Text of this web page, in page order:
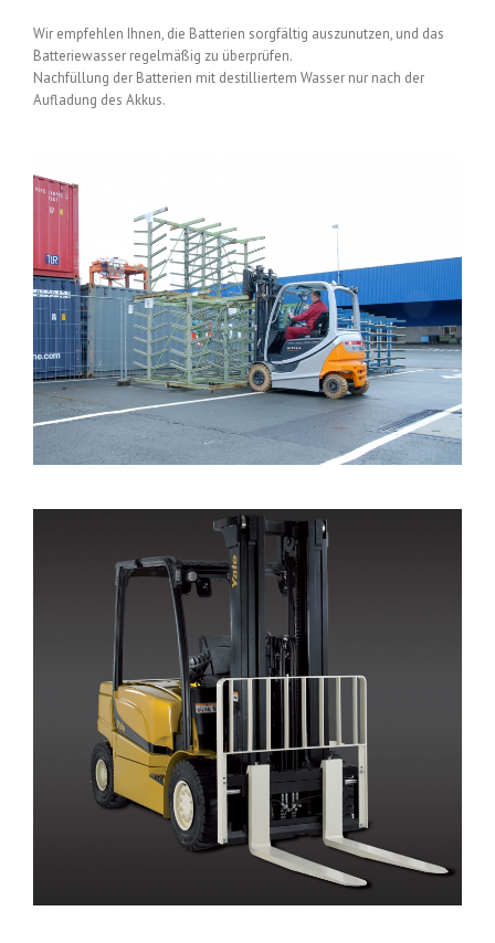
Wir empfehlen Ihnen, die Batterien sorgfältig auszunutzen, und das
Batteriewasser regelmäßig zu überprüfen.
Nachfüllung der Batterien mit destilliertem Wasser nur nach der
Aufladung des Akkus.